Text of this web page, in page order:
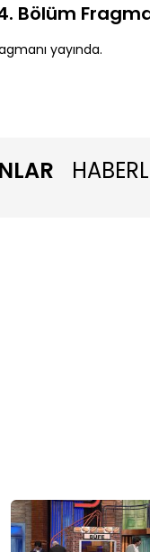
Bölüm
yayında.